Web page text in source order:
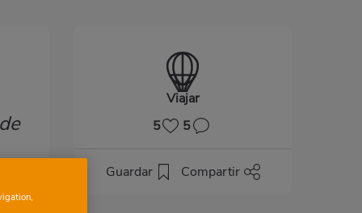
Viajar
5
5
Guardar Compartir